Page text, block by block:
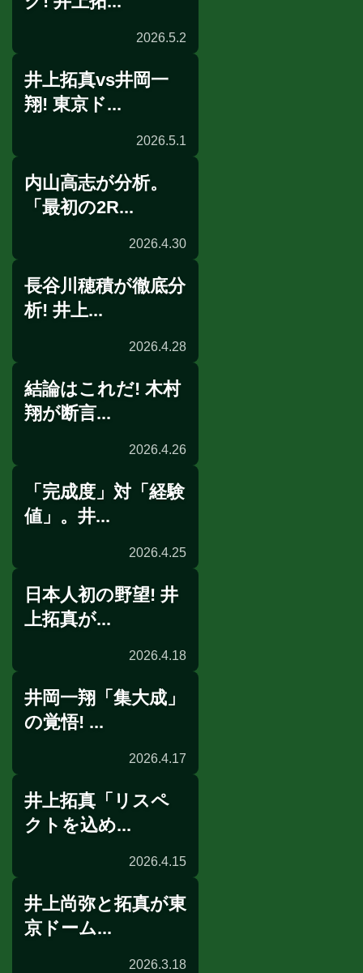
試合後談話
2026.5.2
前日計量
井上拓真vs井岡一
翔! 東京ド...
2026.5.1
展開予想
内山高志が分析。
「最初の2R...
2026.4.30
展開予想
長谷川穂積が徹底分
析! 井上...
2026.4.28
展開予想
結論はこれだ! 木村
翔が断言...
2026.4.26
展開予想
「完成度」対「経験
値」。井...
2026.4.25
公開練習
日本人初の野望! 井
上拓真が...
2026.4.18
公開採点
井岡一翔「集大成」
の覚悟! ...
2026.4.17
インタビュー
井上拓真「リスペ
クトを込め...
2026.4.15
井上尚弥と拓真が東
京ドーム...
2026.3.18